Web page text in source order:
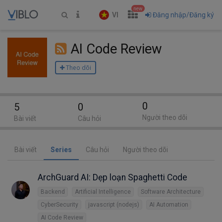
VI
new
Đăng nhập/Đăng ký
AI Code Review
Theo dõi
Bài viết Series Câu hỏi Người theo dõi
ArchGuard AI: Dẹp loạn Spaghetti Code
Backend Artificial Intelligence
Software Architecture
CyberSecurity
javascript (nodejs)
AI Automation
AI Code Review
5
Bài viết
0
Câu hỏi
0
Người theo dõi